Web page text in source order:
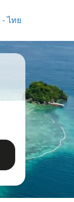
- ไทย